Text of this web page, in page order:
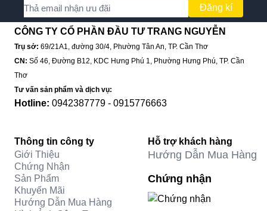
Đăng kí
CÔNG TY CỔ PHẦN ĐẦU TƯ TRANG NGUYỄN
Trụ sở: 69/21A1, đường 30/4, Phường Tân An, TP. Cần Thơ
CN: Số 46, Đường B12, KDC Hưng Phú 1, Phường Hưng Phú, TP. Cần
Thơ
Tư vấn sản phẩm và dịch vụ:
Hotline: 0942387779 - 0915776663
Thông tin công ty
Giới Thiệu
Chứng Nhận
Sản Phẩm
Khuyến Mãi
Hướng Dẫn Mua Hàng
Hỗ trợ khách hàng
Hướng Dẫn Mua Hàng
Chứng nhận